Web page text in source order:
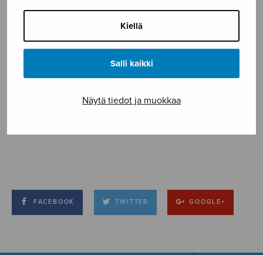
Kiellä
Salli kaikki
Näytä tiedot ja muokkaa
FACEBOOK TWITTER GOOGLE+